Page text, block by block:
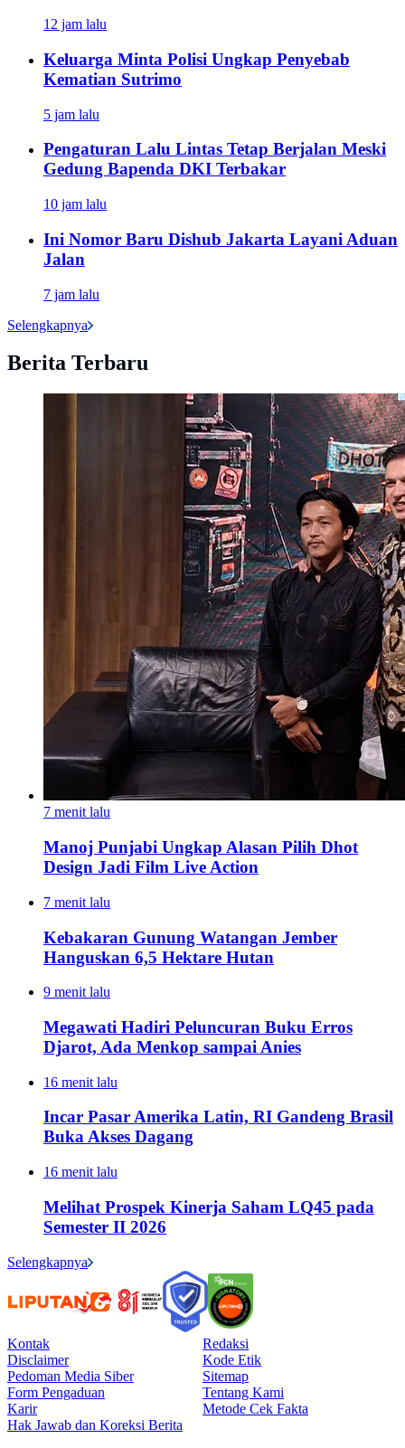
12 jam lalu
Keluarga Minta Polisi Ungkap Penyebab
Kematian Sutrimo
5 jam lalu
Pengaturan Lalu Lintas Tetap Berjalan Meski
Gedung Bapenda DKI Terbakar
10 jam lalu
Ini Nomor Baru Dishub Jakarta Layani Aduan
Jalan
7 jam lalu
Selengkapnya
Berita Terbaru
7 menit lalu
Manoj Punjabi Ungkap Alasan Pilih Dhot
Design Jadi Film Live Action
7 menit lalu
Kebakaran Gunung Watangan Jember
Hanguskan 6,5 Hektare Hutan
9 menit lalu
Megawati Hadiri Peluncuran Buku Erros
Djarot, Ada Menkop sampai Anies
16 menit lalu
Incar Pasar Amerika Latin, RI Gandeng Brasil
Buka Akses Dagang
16 menit lalu
Melihat Prospek Kinerja Saham LQ45 pada
Semester II 2026
Selengkapnya
Kontak
Redaksi
Disclaimer
Kode Etik
Pedoman Media Siber
Sitemap
Form Pengaduan
Tentang Kami
Karir
Metode Cek Fakta
Hak Jawab dan Koreksi Berita